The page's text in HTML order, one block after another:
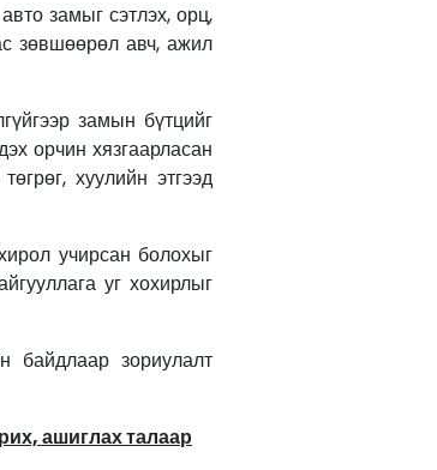
замыг сэтлэх, орц,
зөвшөөрөл авч, ажил
замын бүтцийг
орчин хязгаарласан
хуулийн этгээд
учирсан болохыг
уг хохирлыг
байдлаар зориулалт
ашиглах талаар